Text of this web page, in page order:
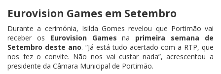
Eurovision Games em Setembro
Durante a cerimónia, Isilda Gomes revelou que Portimão vai
receber os Eurovision Games na primeira semana de
Setembro deste ano. “Já está tudo acertado com a RTP, que
nos fez o convite. Não nos vai custar nada”, acrescentou a
presidente da Câmara Municipal de Portimão.